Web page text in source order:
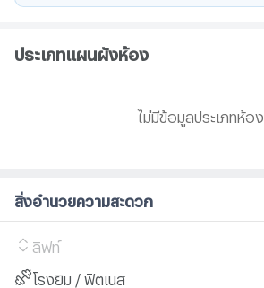
พยาบาลเฉพาะทางกระดูกและข้อ ข้อดีมีสุข
ประเภทแผนผังห้อง
ไม่มีข้อมูลประเภทห้อง
สิ่งอำนวยความสะดวก
ลิฟท์
โรงยิม / ฟิตเนส